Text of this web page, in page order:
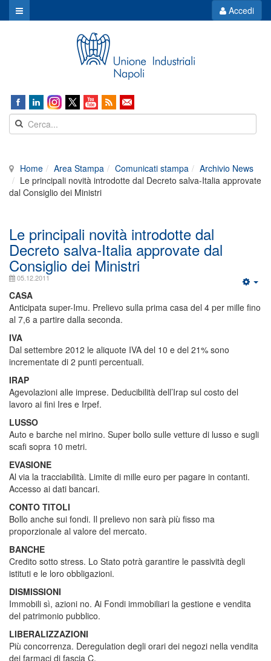
Accedi
Home Area Stampa Comunicati stampa
Archivio News
Le principali novità introdotte dal Decreto salva-Italia approvate
dal Consiglio dei Ministri
Le principali novità introdotte dal
Decreto salva-Italia approvate dal
Consiglio dei Ministri
05.12.2011
CASA
Anticipata super-Imu. Prelievo sulla prima casa del 4 per mille fino
al 7,6 a partire dalla seconda.
IVA
Dal settembre 2012 le aliquote IVA del 10 e del 21% sono
incrementate di 2 punti percentuali.
IRAP
Agevolazioni alle imprese. Deducibilità dell’Irap sul costo del
lavoro ai fini Ires e Irpef.
LUSSO
Auto e barche nel mirino. Super bollo sulle vetture di lusso e sugli
scafi sopra 10 metri.
EVASIONE
Al via la tracciabilità. Limite di mille euro per pagare in contanti.
Accesso ai dati bancari.
CONTO TITOLI
Bollo anche sui fondi. Il prelievo non sarà più fisso ma
proporzionale al valore del mercato.
BANCHE
Credito sotto stress. Lo Stato potrà garantire le passività degli
istituti e le loro obbligazioni.
DISMISSIONI
Immobili sì, azioni no. Ai Fondi immobiliari la gestione e vendita
del patrimonio pubblico.
LIBERALIZZAZIONI
Più concorrenza. Deregulation degli orari dei negozi nella vendita
dei farmaci di fascia C.